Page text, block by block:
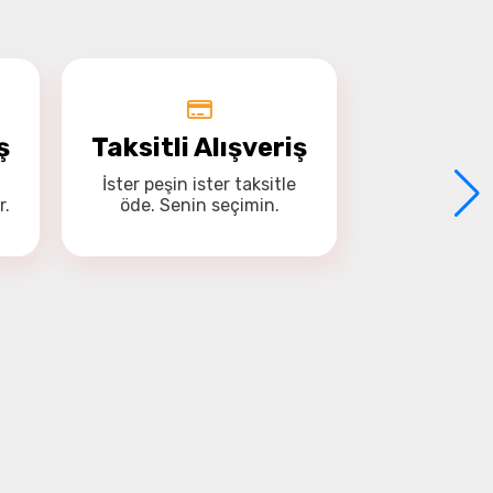
Taksitli Alışveriş
İster peşin ister taksitle
öde. Senin seçimin.